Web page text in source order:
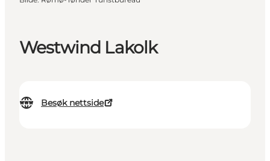
Westwind Lakolk
Besøk nettside